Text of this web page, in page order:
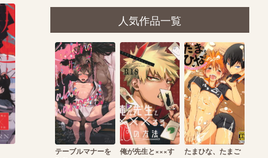
人気作品一覧
テーブルマナーを
俺が先生と×××す
たまひな、たまご